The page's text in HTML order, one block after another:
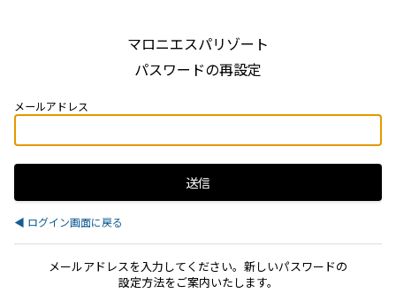
マロニエスパリゾート
パスワードの再設定
メールアドレス
◀ ログイン画面に戻る
メールアドレスを入力してください。新しいパスワードの
設定方法をご案内いたします。